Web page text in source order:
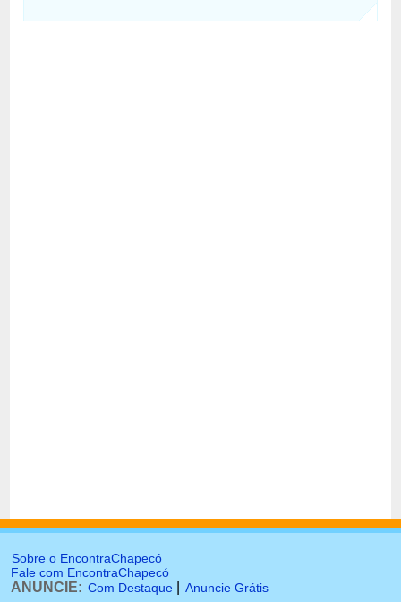
Sobre o EncontraChapecó
Fale com EncontraChapecó
ANUNCIE: Com Destaque Anuncie Grátis